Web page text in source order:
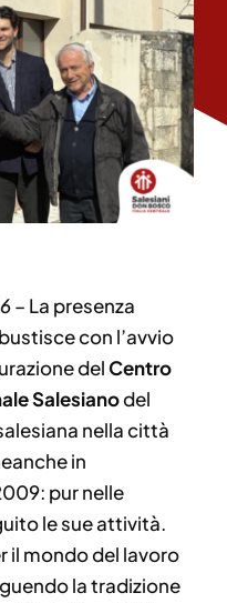
– La presenza
con l’avvio
delCentro
Salesianodel
nella città
in
pur nelle
le sue attività.
il mondo del lavoro
la tradizione